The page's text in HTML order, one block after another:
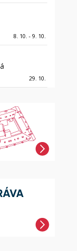
8. 10. - 9. 10.
29. 10.